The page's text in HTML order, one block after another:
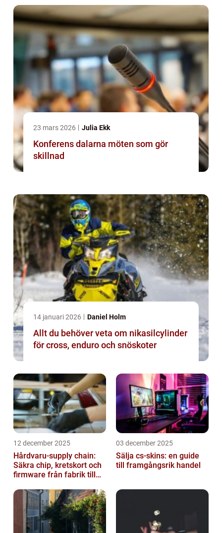
23 mars 2026 Julia Ekk
Konferens dalarna möten som gör
skillnad
14 januari 2026 Daniel Holm
Allt du behöver veta om nikasilcylinder
för cross, enduro och snöskoter
12 december 2025
Hårdvaru-supply chain:
Säkra chip, kretskort och
firmware från fabrik till
03 december 2025
Sälja cs-skins: en guide
till framgångsrik handel